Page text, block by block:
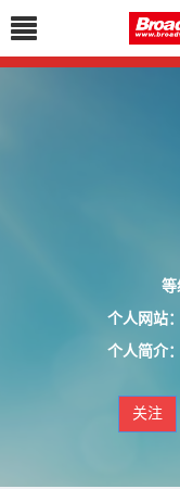
等
个人网站：
个人简介：
关注